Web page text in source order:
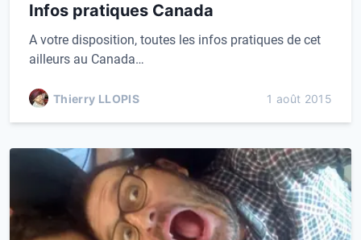
Infos pratiques Canada
A votre disposition, toutes les infos pratiques de cet
ailleurs au Canada…
Thierry LLOPIS 1 août 2015